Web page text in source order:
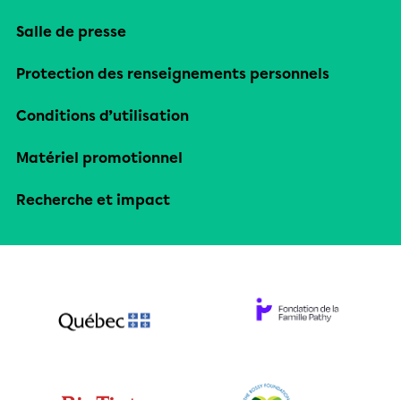
Salle de presse
Protection des renseignements personnels
Conditions d’utilisation
Matériel promotionnel
Recherche et impact